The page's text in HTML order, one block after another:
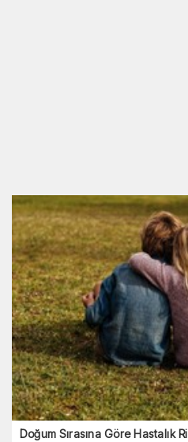
Doğum Sırasına Göre Hastalık